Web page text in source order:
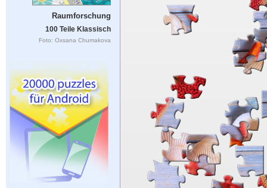
Raumforschung
100 Teile Klassisch
Foto: Oxsana Chumakova